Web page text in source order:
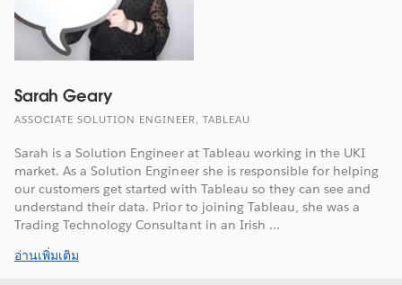
Sarah Geary
ASSOCIATE SOLUTION ENGINEER, TABLEAU
Sarah is a Solution Engineer at Tableau working in the UKI
market. As a Solution Engineer she is responsible for helping
our customers get started with Tableau so they can see and
understand their data. Prior to joining Tableau, she was a
Trading Technology Consultant in an Irish ...
อ่านเพิ่มเติม